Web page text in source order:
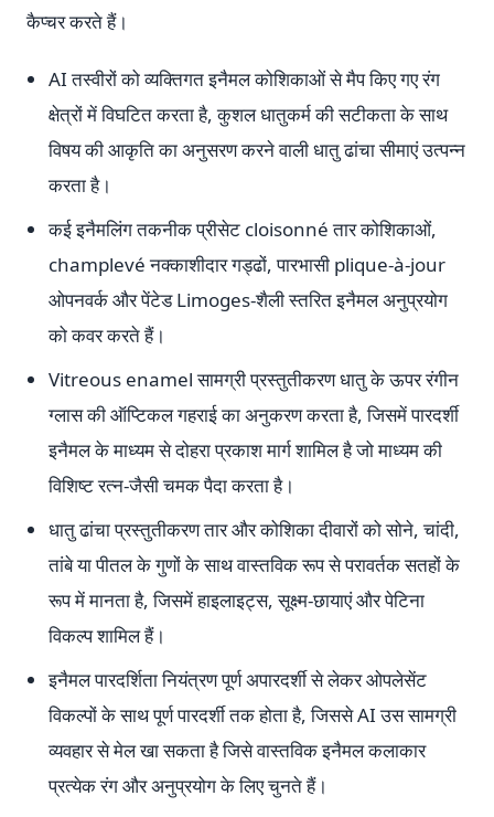
कैप्चर करते हैं।
AI तस्वीरों को व्यक्तिगत इनैमल कोशिकाओं से मैप किए गए रंग
क्षेत्रों में विघटित करता है, कुशल धातुकर्म की सटीकता के साथ
विषय की आकृति का अनुसरण करने वाली धातु ढांचा सीमाएं उत्पन्न
करता है।
कई इनैमलिंग तकनीक प्रीसेट cloisonné तार कोशिकाओं,
champlevé नक्काशीदार गड्ढों, पारभासी plique-à-jour
ओपनवर्क और पेंटेड Limoges-शैली स्तरित इनैमल अनुप्रयोग
को कवर करते हैं।
Vitreous enamel सामग्री प्रस्तुतीकरण धातु के ऊपर रंगीन
ग्लास की ऑप्टिकल गहराई का अनुकरण करता है, जिसमें पारदर्शी
इनैमल के माध्यम से दोहरा प्रकाश मार्ग शामिल है जो माध्यम की
विशिष्ट रत्न-जैसी चमक पैदा करता है।
धातु ढांचा प्रस्तुतीकरण तार और कोशिका दीवारों को सोने, चांदी,
तांबे या पीतल के गुणों के साथ वास्तविक रूप से परावर्तक सतहों के
रूप में मानता है, जिसमें हाइलाइट्स, सूक्ष्म-छायाएं और पेटिना
विकल्प शामिल हैं।
इनैमल पारदर्शिता नियंत्रण पूर्ण अपारदर्शी से लेकर ओपलेसेंट
विकल्पों के साथ पूर्ण पारदर्शी तक होता है, जिससे AI उस सामग्री
व्यवहार से मेल खा सकता है जिसे वास्तविक इनैमल कलाकार
प्रत्येक रंग और अनुप्रयोग के लिए चुनते हैं।